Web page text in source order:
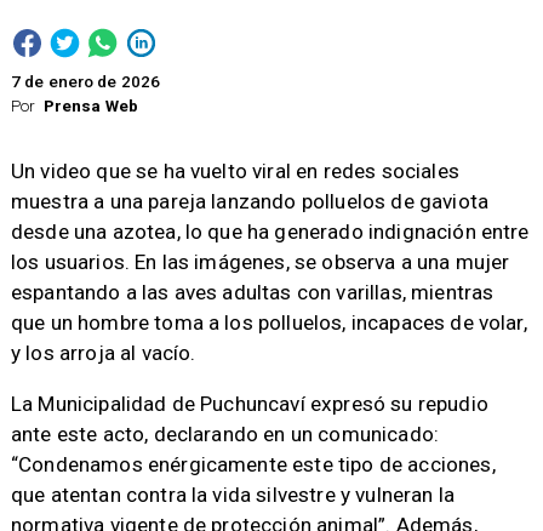
Por Prensa Web
7 de enero de 2026
Un video que se ha vuelto viral en redes sociales
muestra a una pareja lanzando polluelos de gaviota
desde una azotea, lo que ha generado indignación entre
los usuarios. En las imágenes, se observa a una mujer
espantando a las aves adultas con varillas, mientras
que un hombre toma a los polluelos, incapaces de volar,
y los arroja al vacío.
La Municipalidad de Puchuncaví expresó su repudio
ante este acto, declarando en un comunicado:
“Condenamos enérgicamente este tipo de acciones,
que atentan contra la vida silvestre y vulneran la
normativa vigente de protección animal”. Además,